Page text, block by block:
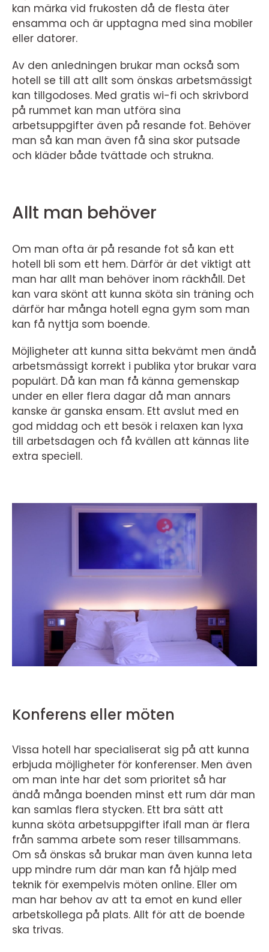
kan märka vid frukosten då de flesta äter
ensamma och är upptagna med sina mobiler
eller datorer.
Av den anledningen brukar man också som
hotell se till att allt som önskas arbetsmässigt
kan tillgodoses. Med gratis wi-fi och skrivbord
på rummet kan man utföra sina
arbetsuppgifter även på resande fot. Behöver
man så kan man även få sina skor putsade
och kläder både tvättade och strukna.
Allt man behöver
Om man ofta är på resande fot så kan ett
hotell bli som ett hem. Därför är det viktigt att
man har allt man behöver inom räckhåll. Det
kan vara skönt att kunna sköta sin träning och
därför har många hotell egna gym som man
kan få nyttja som boende.
Möjligheter att kunna sitta bekvämt men ändå
arbetsmässigt korrekt i publika ytor brukar vara
populärt. Då kan man få känna gemenskap
under en eller flera dagar då man annars
kanske är ganska ensam. Ett avslut med en
god middag och ett besök i relaxen kan lyxa
till arbetsdagen och få kvällen att kännas lite
extra speciell.
Konferens eller möten
Vissa hotell har specialiserat sig på att kunna
erbjuda möjligheter för konferenser. Men även
om man inte har det som prioritet så har
ändå många boenden minst ett rum där man
kan samlas flera stycken. Ett bra sätt att
kunna sköta arbetsuppgifter ifall man är flera
från samma arbete som reser tillsammans.
Om så önskas så brukar man även kunna leta
upp mindre rum där man kan få hjälp med
teknik för exempelvis möten online. Eller om
man har behov av att ta emot en kund eller
arbetskollega på plats. Allt för att de boende
ska trivas.